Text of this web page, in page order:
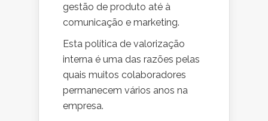
gestão de produto até à
comunicação e marketing.
Esta política de valorização
interna é uma das razões pelas
quais muitos colaboradores
permanecem vários anos na
empresa.